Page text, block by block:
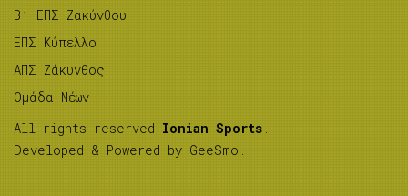
B’ ΕΠΣ Ζακύνθου
ΕΠΣ Κύπελλο
ΑΠΣ Ζάκυνθος
Ομάδα Νέων
All rights reserved Ionian Sports .
Developed & Powered by GeeSmo .